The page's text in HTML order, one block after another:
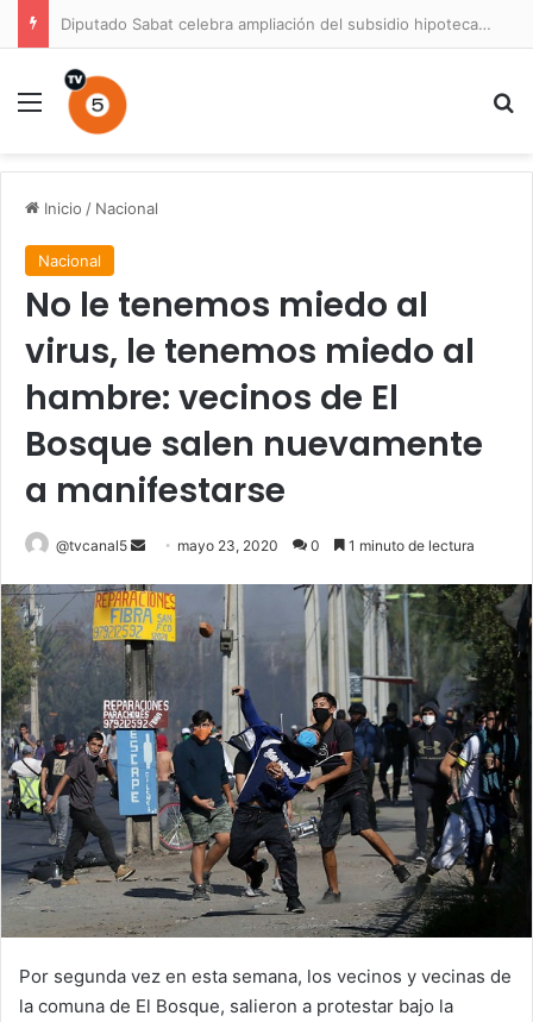
Diputado Sabat celebra ampliación del subsidio hipotecario con viviendas de hasta 6.000 UF
Menú
Inicio / Nacional
Nacional
No le tenemos miedo al
virus, le tenemos miedo al
hambre: vecinos de El
Bosque salen nuevamente
a manifestarse
@tvcanal5
Send
email
mayo 23, 2020 0 1 minuto de lectura
Por segunda vez en esta semana, los vecinos y vecinas de
la comuna de El Bosque, salieron a protestar bajo la